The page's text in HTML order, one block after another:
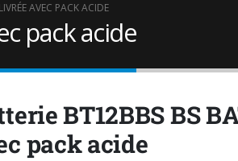
AVEC PACK ACIDE
pack acide
BT12BBS BS
pack acide